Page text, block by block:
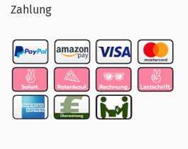
Zahlung